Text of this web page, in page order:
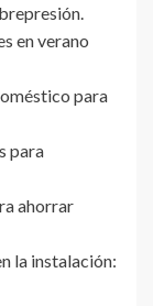
en verano
para
para
ahorrar
la instalación: